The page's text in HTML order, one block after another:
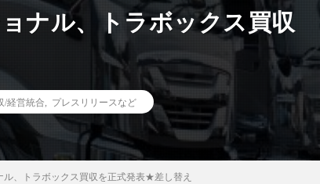
ナル、トラボックス買収
/経営統合 プレスリリースなど
ル、トラボックス買収を正式発表★差し替え